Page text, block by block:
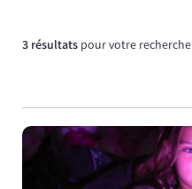
3 résultats pour votre recherche